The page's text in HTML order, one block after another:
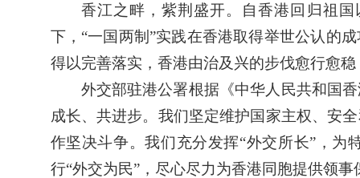
香江之畔，紫荆盛开。自香港回归祖
下，“一国两制”实践在香港取得举世公认的
得以完善落实，香港由治及兴的步伐愈行愈
外交部驻港公署根据《中华人民共和国
成长、共进步。我们坚定维护国家主权、安
作坚决斗争。我们充分发挥“外交所长”，
行“外交为民”，尽心尽力为香港同胞提供领